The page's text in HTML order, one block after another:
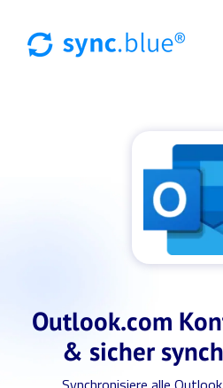
Outlook.com
& sicher